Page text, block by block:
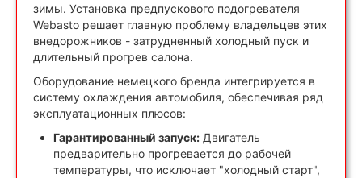
зимы. Установка предпускового подогревателя
Webasto решает главную проблему владельцев этих
внедорожников - затрудненный холодный пуск и
длительный прогрев салона.
Оборудование немецкого бренда интегрируется в
систему охлаждения автомобиля, обеспечивая ряд
эксплуатационных плюсов:
Гарантированный запуск: Двигатель
предварительно прогревается до рабочей
температуры, что исключает "холодный старт",